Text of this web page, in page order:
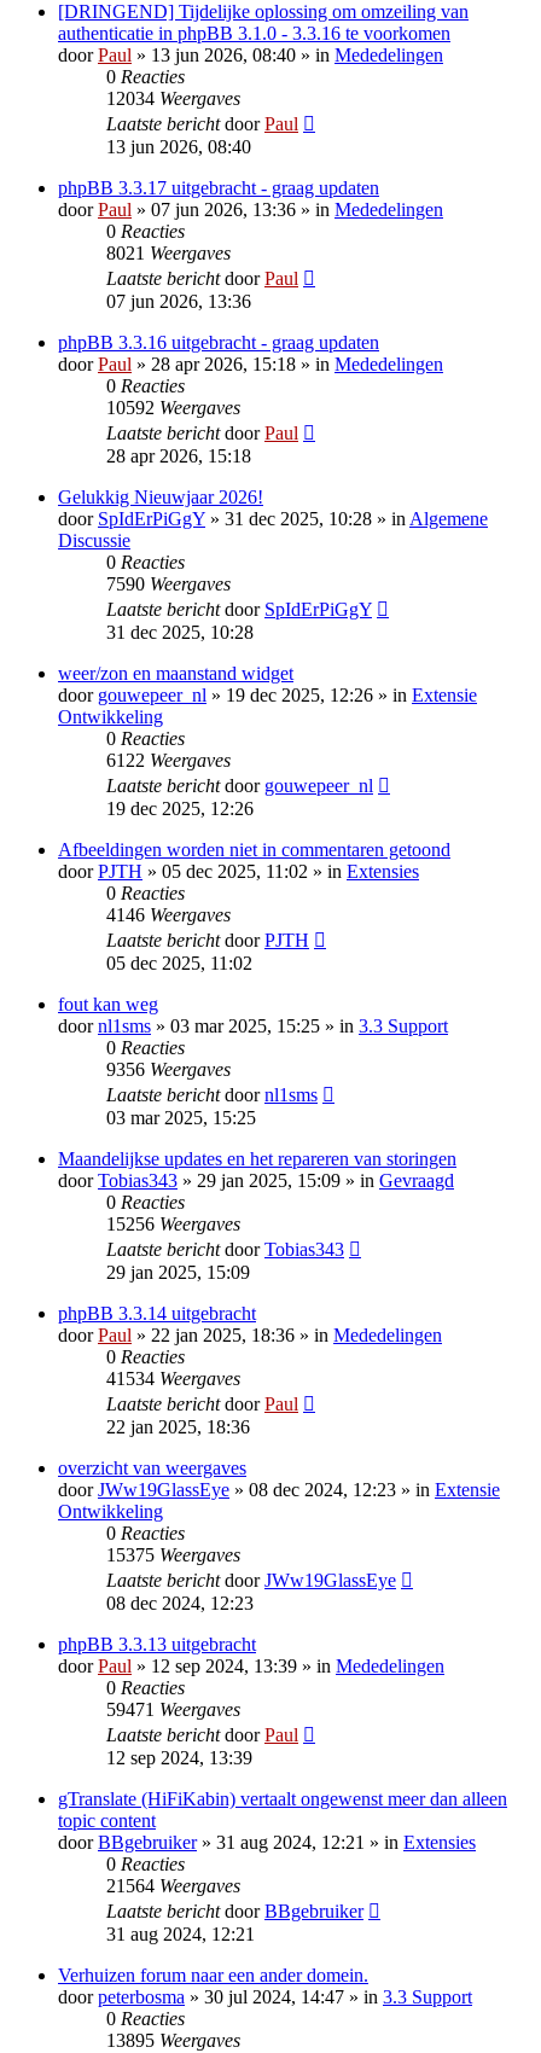
[DRINGEND] Tijdelijke oplossing om omzeiling van
authenticatie in phpBB 3.1.0 - 3.3.16 te voorkomen
doorPaul » 13 jun 2026, 08:40 » in Mededelingen
0 Reacties
12034 Weergaves
Laatste berichtdoorPaul
13 jun 2026, 08:40
phpBB 3.3.17 uitgebracht - graag updaten
doorPaul » 07 jun 2026, 13:36 » in Mededelingen
0 Reacties
8021 Weergaves
Laatste berichtdoorPaul
07 jun 2026, 13:36
phpBB 3.3.16 uitgebracht - graag updaten
doorPaul » 28 apr 2026, 15:18 » in Mededelingen
0 Reacties
10592 Weergaves
Laatste berichtdoorPaul
28 apr 2026, 15:18
Gelukkig Nieuwjaar 2026!
door SpIdErPiGgY » 31 dec 2025, 10:28 » inAlgemene
Discussie
0 Reacties
7590 Weergaves
Laatste berichtdoor SpIdErPiGgY
31 dec 2025, 10:28
weer/zon en maanstand widget
door gouwepeer_nl » 19 dec 2025, 12:26 » in Extensie
Ontwikkeling
0 Reacties
6122 Weergaves
Laatste berichtdoor gouwepeer_nl
19 dec 2025, 12:26
Afbeeldingen worden niet in commentaren getoond
doorPJTH » 05 dec 2025, 11:02 » in Extensies
0 Reacties
4146 Weergaves
Laatste berichtdoorPJTH
05 dec 2025, 11:02
fout kan weg
doornl1sms » 03 mar 2025, 15:25 » in 3.3 Support
0 Reacties
9356 Weergaves
Laatste berichtdoornl1sms
03 mar 2025, 15:25
Maandelijkse updates en het repareren van storingen
doorTobias343 » 29 jan 2025, 15:09 » in Gevraagd
0 Reacties
15256 Weergaves
Laatste berichtdoorTobias343
29 jan 2025, 15:09
phpBB 3.3.14 uitgebracht
doorPaul » 22 jan 2025, 18:36 » in Mededelingen
0 Reacties
41534 Weergaves
Laatste berichtdoorPaul
22 jan 2025, 18:36
overzicht van weergaves
doorJWw19GlassEye » 08 dec 2024, 12:23 » in Extensie
Ontwikkeling
0 Reacties
15375 Weergaves
Laatste berichtdoorJWw19GlassEye
08 dec 2024, 12:23
phpBB 3.3.13 uitgebracht
doorPaul » 12 sep 2024, 13:39 » in Mededelingen
0 Reacties
59471 Weergaves
Laatste berichtdoorPaul
12 sep 2024, 13:39
gTranslate (HiFiKabin) vertaalt ongewenst meer dan alleen
topic content
doorBBgebruiker» 31 aug 2024, 12:21 » in Extensies
0 Reacties
21564 Weergaves
Laatste berichtdoorBBgebruiker
31 aug 2024, 12:21
Verhuizen forum naar een ander domein.
doorpeterbosma » 30 jul 2024, 14:47 » in 3.3 Support
0 Reacties
13895 Weergaves